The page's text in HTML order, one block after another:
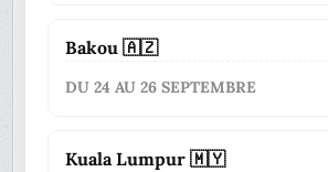
Bakou 🇦🇿
DU 24 AU 26 SEPTEMBRE
Kuala Lumpur 🇲🇾